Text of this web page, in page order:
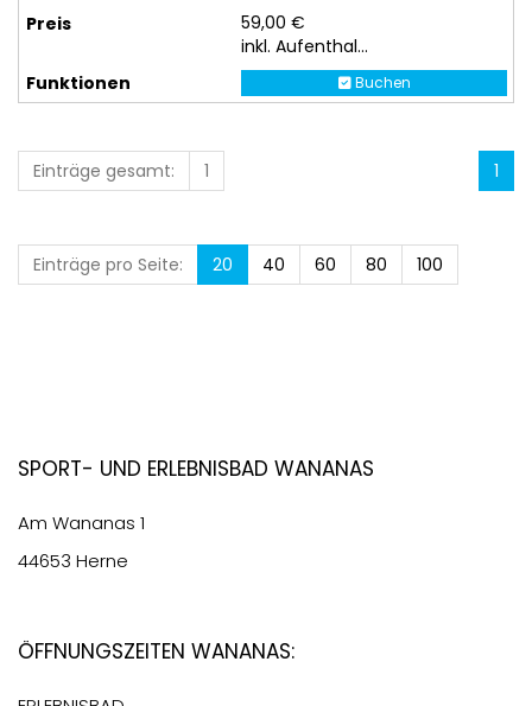
59,00 €
inkl. Aufenthal...
Buchen
1
Einträge gesamt: 1
Einträge pro Seite: 20 40 60 80 100
Sport- und Erlebnisbad Wananas
Am Wananas 1
44653 Herne
Öffnungszeiten Wananas: